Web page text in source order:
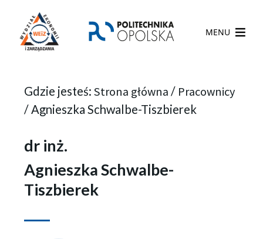
MENU
Gdzie jesteś: Strona główna / Pracownicy
/ Agnieszka Schwalbe-Tiszbierek
dr inż.
Agnieszka Schwalbe-
Tiszbierek